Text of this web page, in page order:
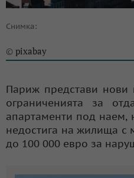
Снимка:
© pixabay
Париж представи нови
ограниченията за
апартаменти под наем,
недостига на жилища с
до 100 000 евро за